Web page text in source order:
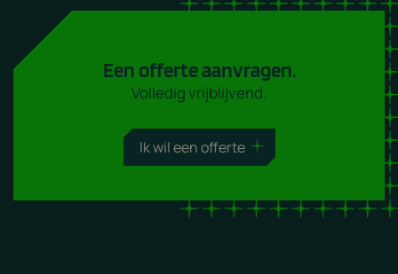
Een offerte aanvragen.
Volledig vrijblijvend.
Ik wil een offerte